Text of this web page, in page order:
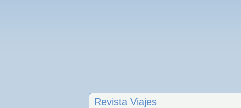
Revista Viajes